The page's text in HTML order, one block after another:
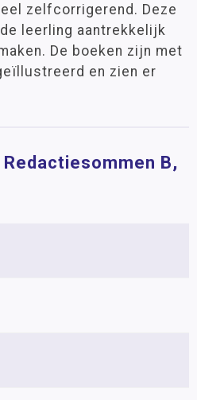
zelfcorrigerend. Deze
leerling aantrekkelijk
De boeken zijn met
en zien er
B,